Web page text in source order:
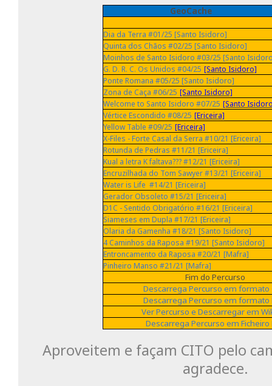
GeoCache
Dia da Terra #01/25 [Santo Isidoro]
Quinta dos Chãos #02/25 [Santo Isidoro]
Moinhos de Santo Isidoro #03/25 [Santo
G. D. R. C. Os Unidos #04/25 [Santo Isidoro]
Ponte Romana #05/25 [Santo Isidoro]
Zona de Caça #06/25 [Santo Isidoro]
Welcome to Santo Isidoro #07/25 [Santo
Vértice Escondido #08/25 [Ericeira]
Yellow Table #09/25 [Ericeira]
X-Files - Forte Casal da Serra #10/21 [Ericeira]
Rotunda de Pedras #11/21 [Ericeira]
Kual a letra K faltava??? #12/21 [Ericeira]
Encruzilhada do Tom Sawyer #13/21 [Ericeira]
Water is Life #14/21 [Ericeira]
Gerador Obsoleto #15/21 [Ericeira]
D1C - Sentido Obrigatório #16/21 [Ericeira]
Siameses em Dupla #17/21 [Ericeira]
Olaria da Gamenha #18/21 [Santo Isidoro]
4 Caminhos da Raposa #19/21 [Santo Isidoro]
Entroncamento da Raposa #20/21 [Mafra]
Pinheiro Manso #21/21 [Mafra]
Fim do Percurso
Descarrega Percurso em formato
Descarrega Percurso em formato
Ver Percurso e Descarregar em
Descarrega Percurso em Ficheiro
Aproveitem e façam CITO pelo
agradece.